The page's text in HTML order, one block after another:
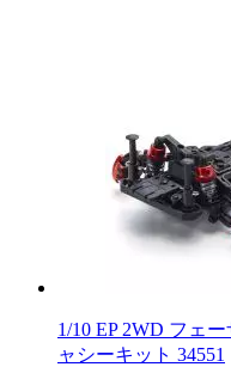
1/10 EP 2WD フェ
ャシーキット 34551